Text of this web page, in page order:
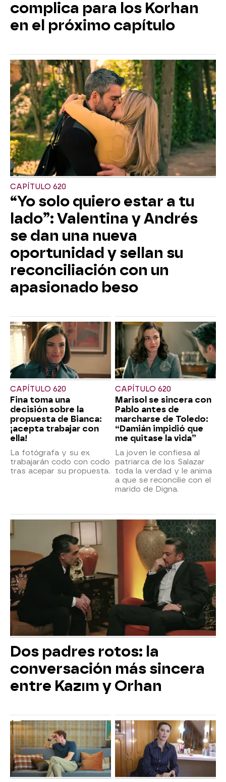
complica para los Korhan
en el próximo capítulo
CAPÍTULO 620
“Yo solo quiero estar a tu
lado”: Valentina y Andrés
se dan una nueva
oportunidad y sellan su
reconciliación con un
apasionado beso
CAPÍTULO 620
Fina toma una
decisión sobre la
propuesta de Bianca:
¡acepta trabajar con
ella!
La fotógrafa y su ex
trabajarán codo con codo
tras acepar su propuesta.
CAPÍTULO 620
Marisol se sincera con
Pablo antes de
marcharse de Toledo:
“Damián impidió que
me quitase la vida”
La joven le confiesa al
patriarca de los Salazar
toda la verdad y le anima
a que se reconcilie con el
marido de Digna.
Dos padres rotos: la
conversación más sincera
entre Kazım y Orhan